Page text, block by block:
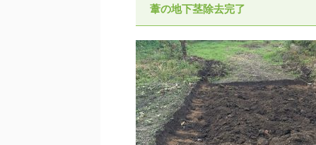
葦の地下茎除去完了